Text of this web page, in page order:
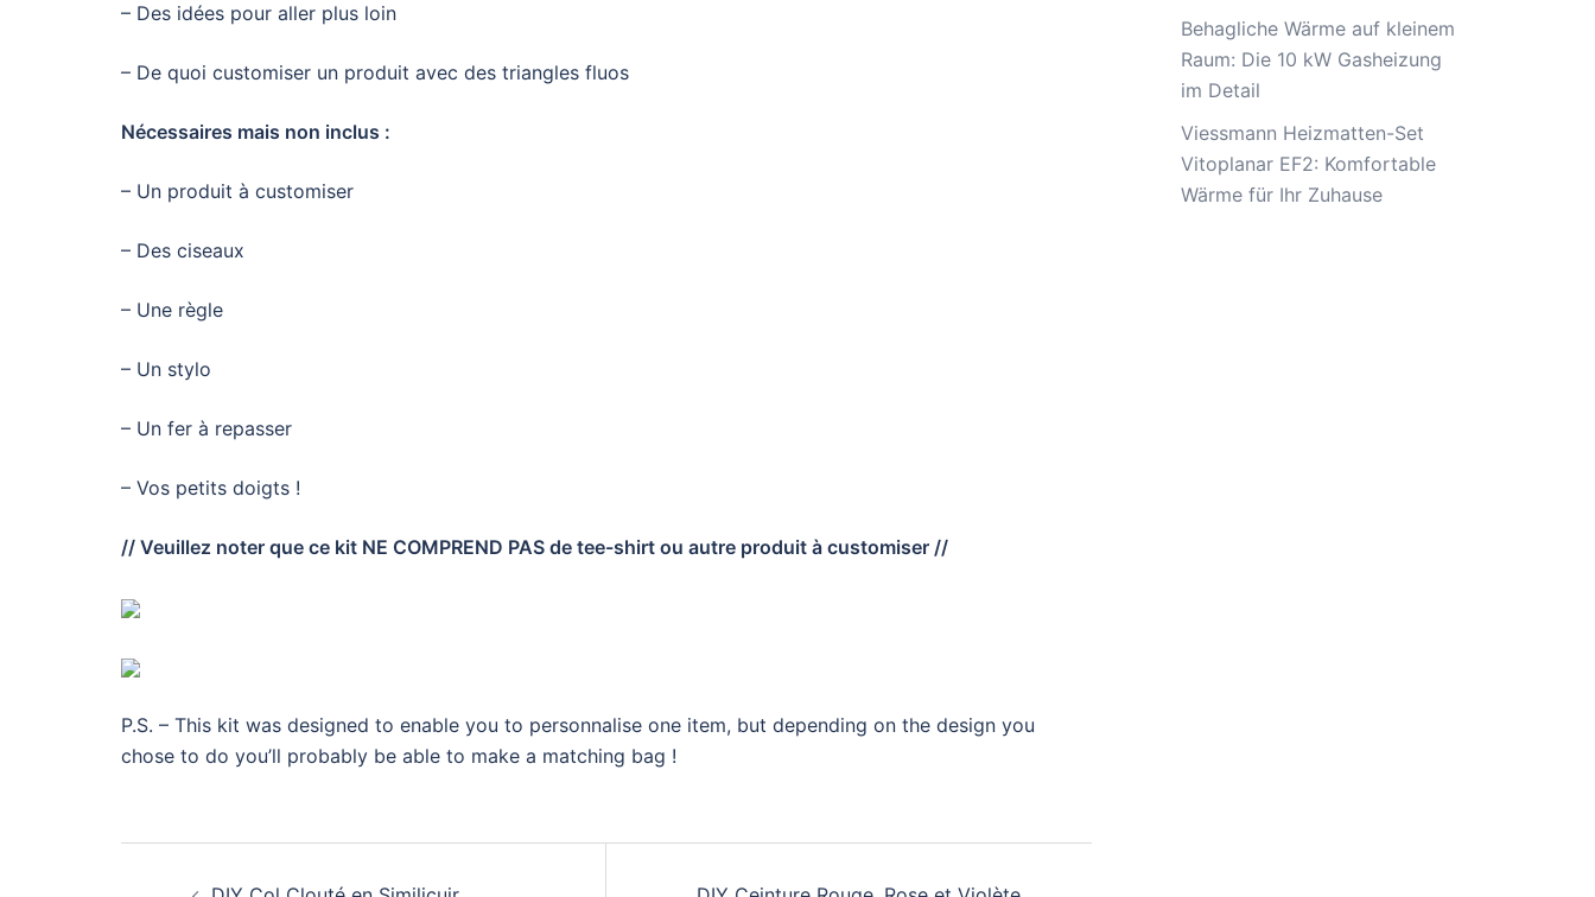
– Des idées pour aller plus loin
– De quoi customiser un produit avec des triangles fluos
Nécessaires mais non inclus :
– Un produit à customiser
– Des ciseaux
– Une règle
– Un stylo
– Un fer à repasser
– Vos petits doigts !
// Veuillez noter que ce kit NE COMPREND PAS de tee-shirt ou autre produit à customiser //
P.S. – This kit was designed to enable you to personnalise one item, but depending on the design you
chose to do you’ll probably be able to make a matching bag !
Behagliche Wärme auf kleinem
Raum: Die 10 kW Gasheizung
im Detail
Viessmann Heizmatten-Set
Vitoplanar EF2: Komfortable
Wärme für Ihr Zuhause